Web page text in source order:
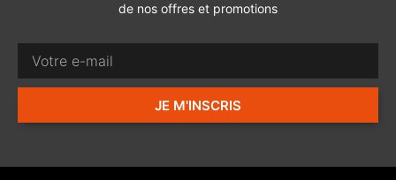
de nos offres et promotions
JE M'INSCRIS